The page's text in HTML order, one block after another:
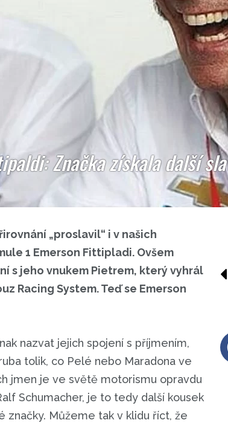
Značka získala další
„proslavil“ i v našich
1 Emerson Fittipladi. Ovšem
s jeho vnukem Pietrem, který vyhrál
Racing System. Teď se Emerson
nazvat jejich spojení s příjmením,
tolik, co Pelé nebo Maradona ve
jmen je ve světě motorismu opravdu
Schumacher, je to tedy další kousek
Můžeme tak v klidu říct, že